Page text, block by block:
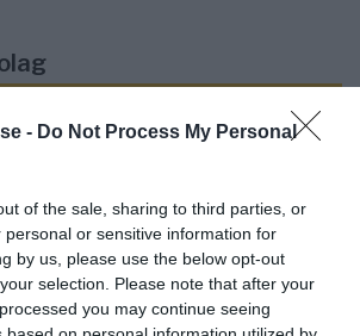
- Do Not Process My Personal
of the sale, sharing to third parties, or
personal or sensitive information for
by us, please use the below opt-out
selection. Please note that after your
you may continue seeing
AB registrerat –
AB registrerat –
i Yxlan